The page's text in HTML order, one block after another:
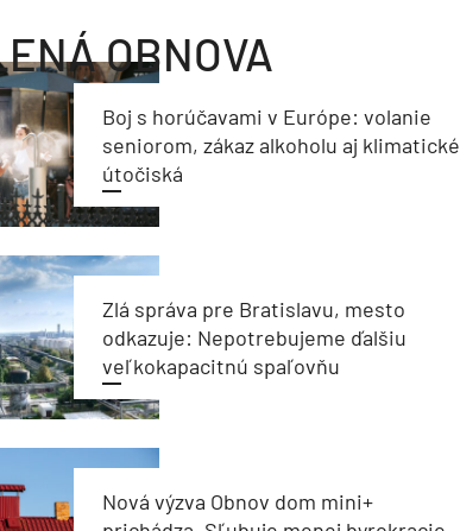
OBNOVA
Boj s horúčavami v Európe: volanie
seniorom, zákaz alkoholu aj klimatické
útočiská
Zlá správa pre Bratislavu, mesto
odkazuje: Nepotrebujeme ďalšiu
veľkokapacitnú spaľovňu
Nová výzva Obnov dom mini+